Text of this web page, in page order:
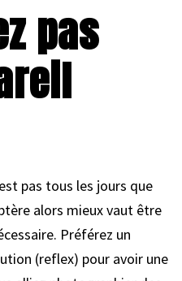
pas
pas tous les jours que
alors mieux vaut être
Préférez un
(reflex) pour avoir une